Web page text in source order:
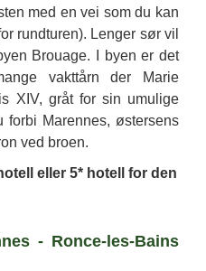
med en vei som du kan
rundturen). Lenger sør vil
Brouage. I byen er det
vakttårn der Marie
XIV, gråt for sin umulige
Marennes, østersens
ved broen.
eller 5* hotell for den
- Ronce-les-Bains